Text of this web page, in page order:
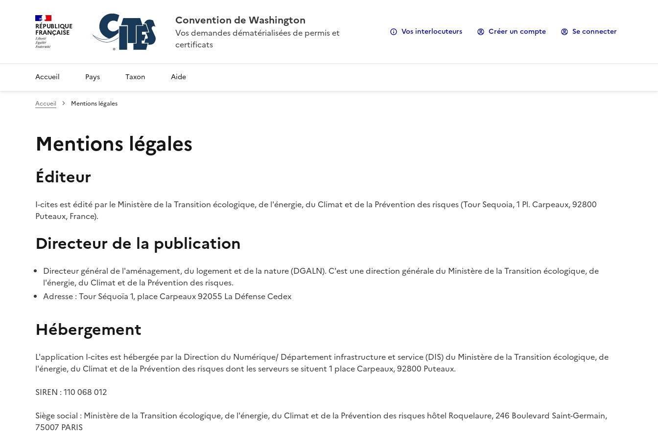
RÉPUBLIQUE
FRANÇAISE
Convention de Washington
Vos demandes dématérialisées de permis et
certificats
Vos interlocuteurs Créer un compte Se connecter
Accueil Pays Taxon Aide
Accueil Mentions légales
Mentions légales
Éditeur
I-cites est édité par le Ministère de la Transition écologique, de l'énergie, du Climat et de la Prévention des risques (Tour Sequoia, 1 Pl. Carpeaux, 92800
Puteaux, France).
Directeur de la publication
Directeur général de l'aménagement, du logement et de la nature (DGALN). C'est une direction générale du Ministère de la Transition écologique, de
l'énergie, du Climat et de la Prévention des risques.
Adresse : Tour Séquoïa 1, place Carpeaux 92055 La Défense Cedex
Hébergement
L'application I-cites est hébergée par la Direction du Numérique/ Département infrastructure et service (DIS) du Ministère de la Transition écologique, de
l'énergie, du Climat et de la Prévention des risques dont les serveurs se situent 1 place Carpeaux, 92800 Puteaux.
SIREN : 110 068 012
Siège social : Ministère de la Transition écologique, de l'énergie, du Climat et de la Prévention des risques hôtel Roquelaure, 246 Boulevard Saint-Germain,
75007 PARIS